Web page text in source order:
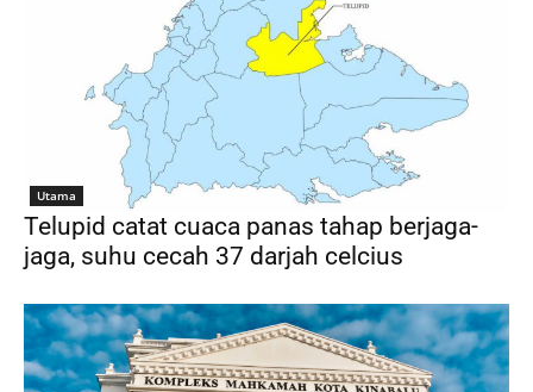
Utama
Telupid catat cuaca panas tahap berjaga-
jaga, suhu cecah 37 darjah celcius